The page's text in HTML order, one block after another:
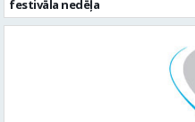
festivāla nedēļa